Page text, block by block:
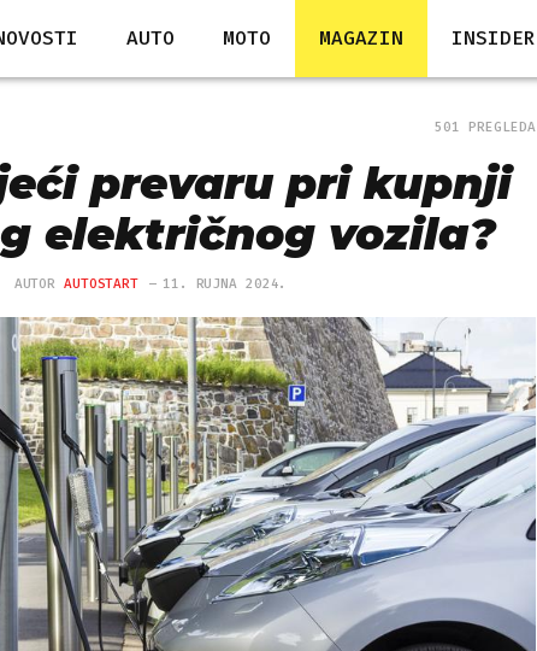
AUTO MOTO MAGAZIN INSIDER
501 PREGLEDA
prevaru pri kupnji
električnog vozila?
AUTOR AUTOSTART 11. RUJNA 2024.